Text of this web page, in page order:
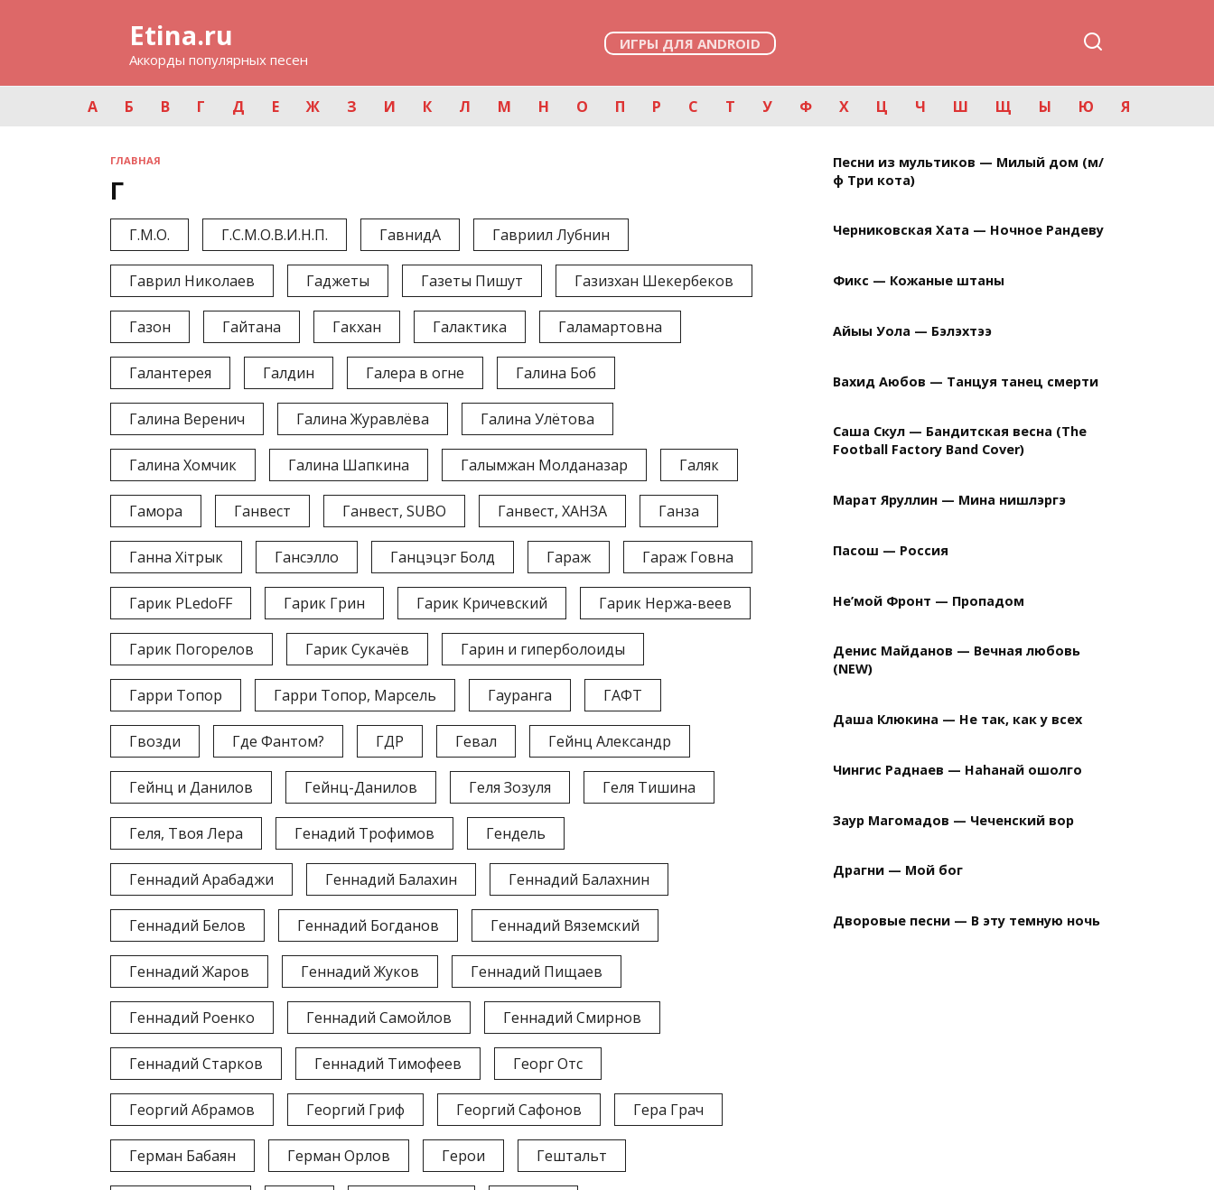
Etina.ru
Аккорды популярных песен
ИГРЫ ДЛЯ ANDROID
А Б В Г Д Е Ж З И К Л М Н О П Р С Т У Ф Х Ц Ч Ш Щ Ы Ю Я
ГЛАВНАЯ
Г
Г.М.О. Г.С.М.О.В.И.Н.П. ГавнидА Гавриил Лубнин
Гаврил Николаев Гаджеты Газеты Пишут Газизхан Шекербеков
Газон Гайтана Гакхан Галактика Галамартовна
Галантерея Галдин Галера в огне Галина Боб
Галина Веренич Галина Журавлёва Галина Улётова
Галина Хомчик Галина Шапкина Галымжан Молданазар Галяк
Гамора Ганвест Ганвест, SUBO Ганвест, ХАНЗА Ганза
Ганна Хітрык Гансэлло Ганцэцэг Болд Гараж Гараж Говна
Гарик PLedoFF Гарик Грин Гарик Кричевский Гарик Нержа-веев
Гарик Погорелов Гарик Сукачёв Гарин и гиперболоиды
Гарри Топор Гарри Топор, Марсель Гауранга ГАФТ
Гвозди Где Фантом? ГДР Гевал Гейнц Александр
Гейнц и Данилов Гейнц-Данилов Геля Зозуля Геля Тишина
Геля, Твоя Лера Генадий Трофимов Гендель
Геннадий Арабаджи Геннадий Балахин Геннадий Балахнин
Геннадий Белов Геннадий Богданов Геннадий Вяземский
Геннадий Жаров Геннадий Жуков Геннадий Пищаев
Геннадий Роенко Геннадий Самойлов Геннадий Смирнов
Геннадий Старков Геннадий Тимофеев Георг Отс
Георгий Абрамов Георгий Гриф Георгий Сафонов Гера Грач
Герман Бабаян Герман Орлов Герои Гештальт
Песни из мультиков — Милый дом (м/
ф Три кота)
Черниковская Хата — Ночное Рандеву
Фикс — Кожаные штаны
Айыы Уола — Бэлэхтээ
Вахид Аюбов — Танцуя танец смерти
Саша Скул — Бандитская весна (The
Football Factory Band Cover)
Марат Яруллин — Мина нишлэргэ
Пасош — Россия
Не’мой Фронт — Пропадом
Денис Майданов — Вечная любовь
(NEW)
Даша Клюкина — Не так, как у всех
Чингис Раднаев — Наhанай ошолго
Заур Магомадов — Чеченский вор
Драгни — Мой бог
Дворовые песни — В эту темную ночь